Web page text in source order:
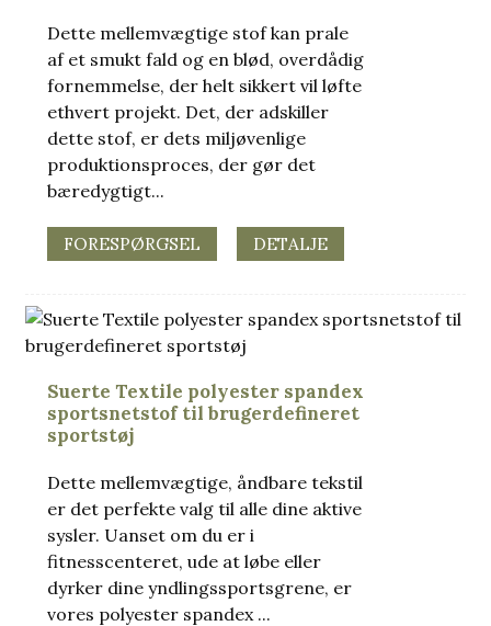
Dette mellemvægtige stof kan prale
af et smukt fald og en blød, overdådig
fornemmelse, der helt sikkert vil løfte
ethvert projekt. Det, der adskiller
dette stof, er dets miljøvenlige
produktionsproces, der gør det
bæredygtigt...
FORESPØRGSEL DETALJE
Suerte Textile polyester spandex
sportsnetstof til brugerdefineret
sportstøj
Dette mellemvægtige, åndbare tekstil
er det perfekte valg til alle dine aktive
sysler. Uanset om du er i
fitnesscenteret, ude at løbe eller
dyrker dine yndlingssportsgrene, er
vores polyester spandex ...